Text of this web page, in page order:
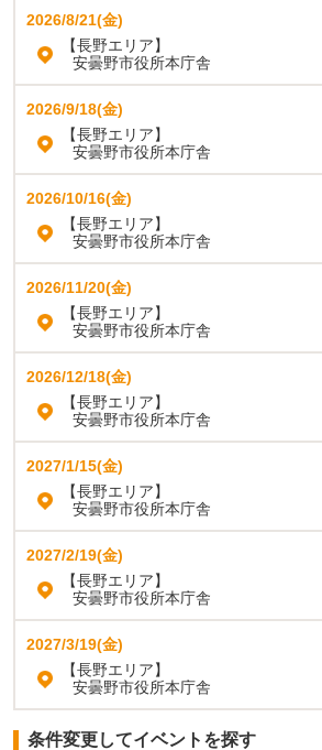
2026/8/21(金)
【長野エリア】
安曇野市役所本庁舎
2026/9/18(金)
【長野エリア】
安曇野市役所本庁舎
2026/10/16(金)
【長野エリア】
安曇野市役所本庁舎
2026/11/20(金)
【長野エリア】
安曇野市役所本庁舎
2026/12/18(金)
【長野エリア】
安曇野市役所本庁舎
2027/1/15(金)
【長野エリア】
安曇野市役所本庁舎
2027/2/19(金)
【長野エリア】
安曇野市役所本庁舎
2027/3/19(金)
【長野エリア】
安曇野市役所本庁舎
条件変更してイベントを探す